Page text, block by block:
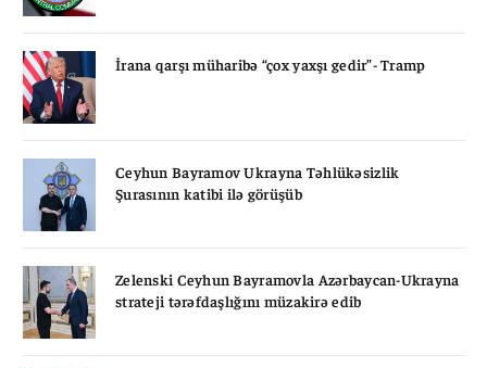
İrana qarşı müharibə “çox yaxşı gedir”- Tramp
Ceyhun Bayramov Ukrayna Təhlükəsizlik
Şurasının katibi ilə görüşüb
Zelenski Ceyhun Bayramovla Azərbaycan-Ukrayna
strateji tərəfdaşlığını müzakirə edib